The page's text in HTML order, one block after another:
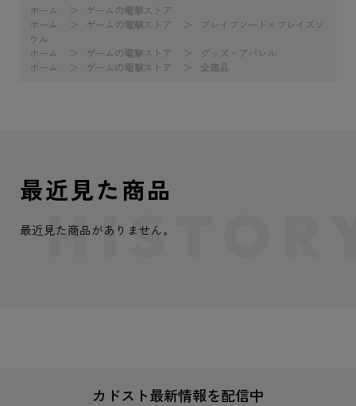
ホーム
ゲームの電撃ストア
ホーム
ゲームの電撃ストア
ブレイブソード×ブレイズソ
ウル
ホーム
ゲームの電撃ストア
グッズ・アパレル
ホーム
ゲームの電撃ストア 全商品
最近見た商品
最近見た商品がありません。
カドスト最新情報を配信中